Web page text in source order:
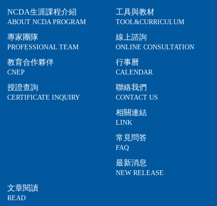
NCDA生涯課程介紹
ABOUT NCDA PROGRAM
專家團隊
PROFESSIONAL TEAM
教育合作夥伴
CNEP
授證查詢
CERTIFICATE INQUIRY
工具與教材
TOOL&CURRICULUM
線上諮詢
ONLINE CONSULTATION
行事曆
CALENDAR
聯絡我們
CONTACT US
相關連結
LINK
常見問答
FAQ
最新消息
NEW RELEASE
文章閱讀
READ